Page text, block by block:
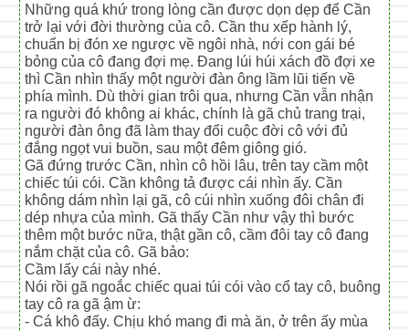
Những quá khứ trong lòng cần được dọn dẹp để Cần
trở lại với đời thường của cô. Cần thu xếp hành lý,
chuẩn bị đón xe ngược về ngôi nhà, nới con gái bé
bỏng của cô đang đợi mẹ. Đang lúi húi xách đồ đợi xe
thì Cần nhìn thấy một người đàn ông lầm lũi tiến về
phía mình. Dù thời gian trôi qua, nhưng Cần vẫn nhận
ra người đó không ai khác, chính là gã chủ trang trại,
người đàn ông đã làm thay đổi cuộc đời cô với đủ
đắng ngọt vui buồn, sau một đêm giông gió.
Gã đứng trước Cần, nhìn cô hồi lâu, trên tay cầm một
chiếc túi cói. Cần không tả được cái nhìn ấy. Cần
không dám nhìn lại gã, cô cúi nhìn xuống đôi chân đi
dép nhựa của mình. Gã thấy Cần như vậy thì bước
thêm một bước nữa, thật gần cô, cầm đôi tay cô đang
nắm chặt của cô. Gã bảo:
Cầm lấy cái này nhé.
Nói rồi gã ngoắc chiếc quai túi cói vào cổ tay cô, buông
tay cô ra gã ậm ừ:
- Cá khô đấy. Chịu khó mang đi mà ăn, ở trên ấy mùa